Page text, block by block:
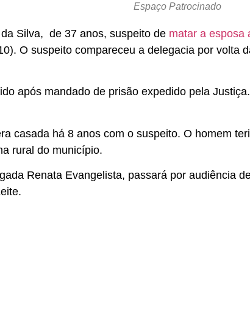
Espaço Patrocinado
Silva, de 37 anos, suspeito de matar a esposa
O suspeito compareceu a delegacia por volta
após mandado de prisão expedido pela
casada há 8 anos com o suspeito. O homem
rural do município.
Renata Evangelista, passará por audiência